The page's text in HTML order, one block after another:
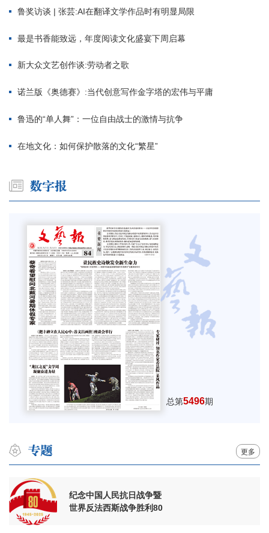
鲁奖访谈 | 张芸:AI在翻译文学作品时有明显局限
最是书香能致远，年度阅读文化盛宴下周启幕
新大众文艺创作谈:劳动者之歌
诺兰版《奥德赛》:当代创意写作金字塔的宏伟与平庸
鲁迅的“单人舞”：一位自由战士的激情与抗争
在地文化：如何保护散落的文化“繁星”
总第5496期
更多
纪念中国人民抗日战争暨
世界反法西斯战争胜利80